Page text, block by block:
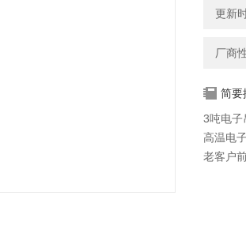
更新
厂商
简要
3吨电子
高温电
老客户